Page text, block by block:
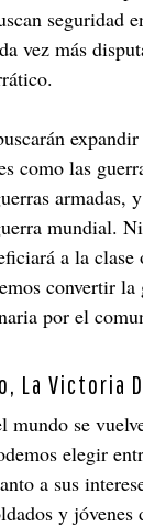
seguridad
vez más
expandir
como las
armadas,
mundial.
a la
convertir
por el
La Victoria
mundo se
elegir
a sus
y